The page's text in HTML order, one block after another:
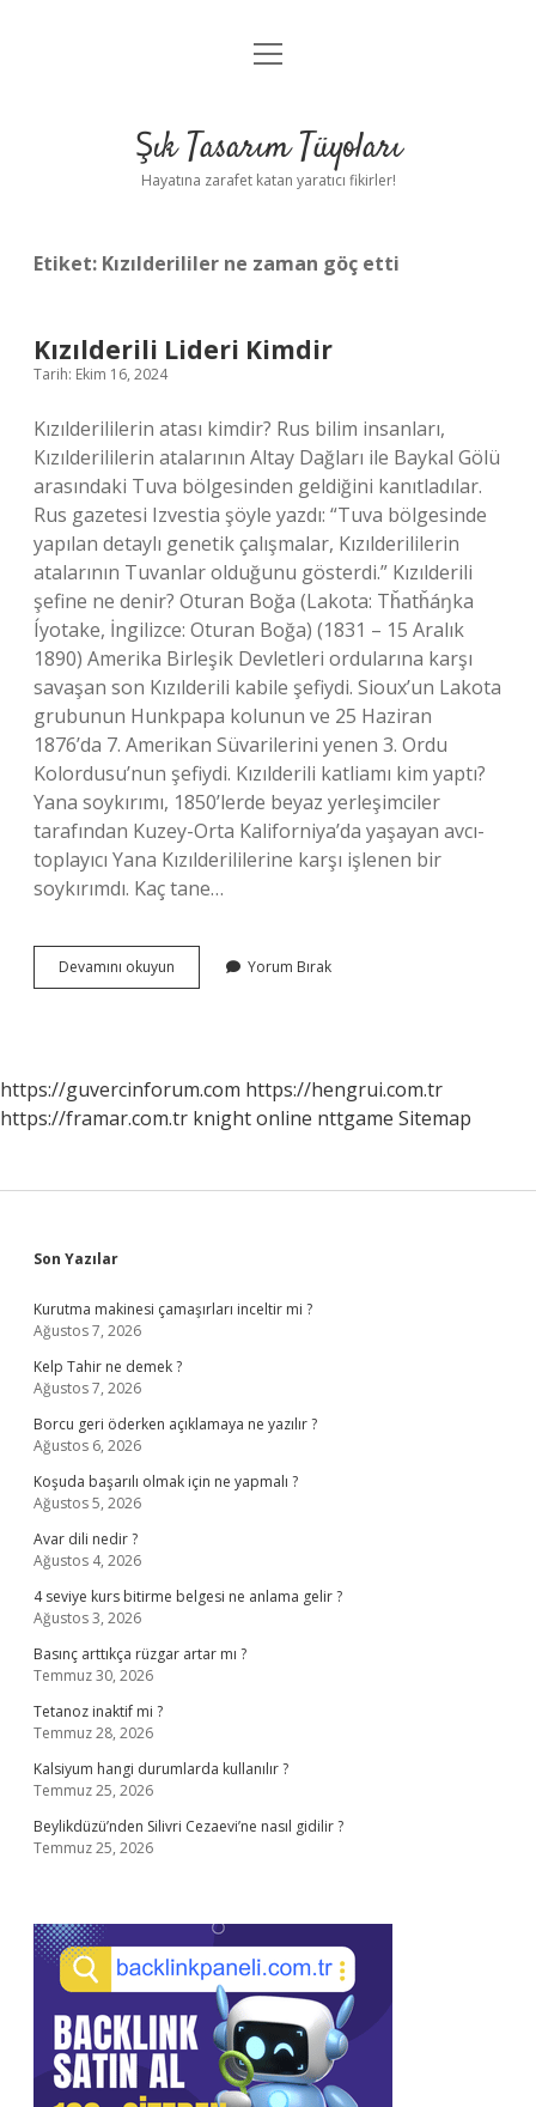
Anasayfa
Yasal Uyarı
menüyü
Şık Tasarım Tüyoları
Hayatına zarafet katan yaratıcı fikirler!
Etiket: Kızılderililer ne zaman göç etti
Kızılderili Lideri Kimdir
Tarih: Ekim 16, 2024
Kızılderililerin atası kimdir? Rus bilim insanları,
Kızılderililerin atalarının Altay Dağları ile Baykal Gölü
arasındaki Tuva bölgesinden geldiğini kanıtladılar.
Rus gazetesi Izvestia şöyle yazdı: “Tuva bölgesinde
yapılan detaylı genetik çalışmalar, Kızılderililerin
atalarının Tuvanlar olduğunu gösterdi.” Kızılderili
şefine ne denir? Oturan Boğa (Lakota: Tȟatȟáŋka
Íyotake, İngilizce: Oturan Boğa) (1831 – 15 Aralık
1890) Amerika Birleşik Devletleri ordularına karşı
savaşan son Kızılderili kabile şefiydi. Sioux’un Lakota
grubunun Hunkpapa kolunun ve 25 Haziran
1876’da 7. Amerikan Süvarilerini yenen 3. Ordu
Kolordusu’nun şefiydi. Kızılderili katliamı kim yaptı?
Yana soykırımı, 1850’lerde beyaz yerleşimciler
tarafından Kuzey-Orta Kaliforniya’da yaşayan avcı-
toplayıcı Yana Kızılderililerine karşı işlenen bir
soykırımdı. Kaç tane…
Devamını okuyun Kızılderili
Lideri
Yorum Bırak
https://guvercinforum.com https://hengrui.com.tr
https://framar.com.tr knight online nttgame Sitemap
Sidebar
Son Yazılar
Kurutma makinesi çamaşırları inceltir mi ?
Ağustos 7, 2026
Kelp Tahir ne demek ?
Ağustos 7, 2026
Borcu geri öderken açıklamaya ne yazılır ?
Ağustos 6, 2026
Koşuda başarılı olmak için ne yapmalı ?
Ağustos 5, 2026
Avar dili nedir ?
Ağustos 4, 2026
4 seviye kurs bitirme belgesi ne anlama gelir ?
Ağustos 3, 2026
Basınç arttıkça rüzgar artar mı ?
Temmuz 30, 2026
Tetanoz inaktif mi ?
Temmuz 28, 2026
Kalsiyum hangi durumlarda kullanılır ?
Temmuz 25, 2026
Beylikdüzü’nden Silivri Cezaevi’ne nasıl gidilir ?
Temmuz 25, 2026